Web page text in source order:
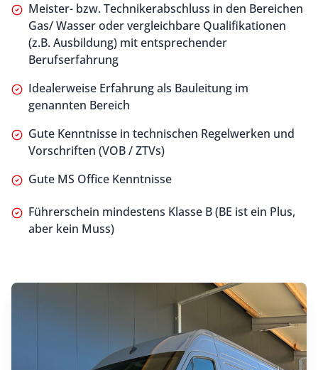
Meister- bzw. Technikerabschluss in den Bereichen
Gas/ Wasser oder vergleichbare Qualifikationen
(z.B. Ausbildung) mit entsprechender
Berufserfahrung
Idealerweise Erfahrung als Bauleitung im
genannten Bereich
Gute Kenntnisse in technischen Regelwerken und
Vorschriften (VOB / ZTVs)
Gute MS Office Kenntnisse
Führerschein mindestens Klasse B (BE ist ein Plus,
aber kein Muss)